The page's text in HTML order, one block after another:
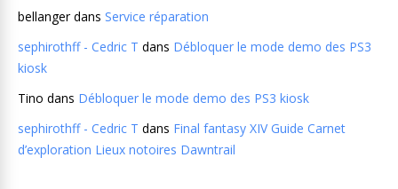
bellangerdans Service réparation
sephirothff - Cedric T dans Débloquer le mode demo des PS3
kiosk
Tino dans Débloquer le mode demo des PS3 kiosk
sephirothff - Cedric T dans Final fantasy XIV Guide Carnet
d’exploration Lieux notoires Dawntrail